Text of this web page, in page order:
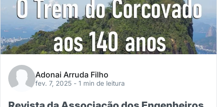
Adonai Arruda Filho
fev. 7, 2025 - 1 min de leitura